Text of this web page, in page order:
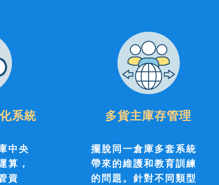
系統
中央
算，
資
多貨主庫存管理
擺脫同一倉庫多套系統
帶來的維護和教育訓練
的問題。針對不同類型